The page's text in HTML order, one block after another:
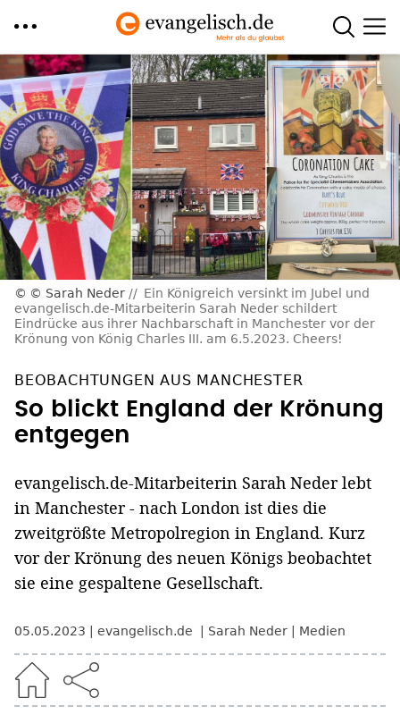
Direkt
zum
Inhalt
© Sarah Neder
Ein Königreich versinkt im Jubel und
evangelisch.de-Mitarbeiterin Sarah Neder schildert
Eindrücke aus ihrer Nachbarschaft in Manchester vor der
Krönung von König Charles III. am 6.5.2023. Cheers!
BEOBACHTUNGEN AUS MANCHESTER
So blickt England der Krönung
entgegen
evangelisch.de-Mitarbeiterin Sarah Neder lebt
in Manchester - nach London ist dies die
zweitgrößte Metropolregion in England. Kurz
vor der Krönung des neuen Königs beobachtet
sie eine gespaltene Gesellschaft.
05.05.2023 evangelisch.de Sarah Neder Medien